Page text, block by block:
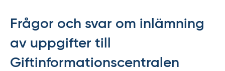
Frågor och svar om inlämning
av uppgifter till
Giftinformations­centralen